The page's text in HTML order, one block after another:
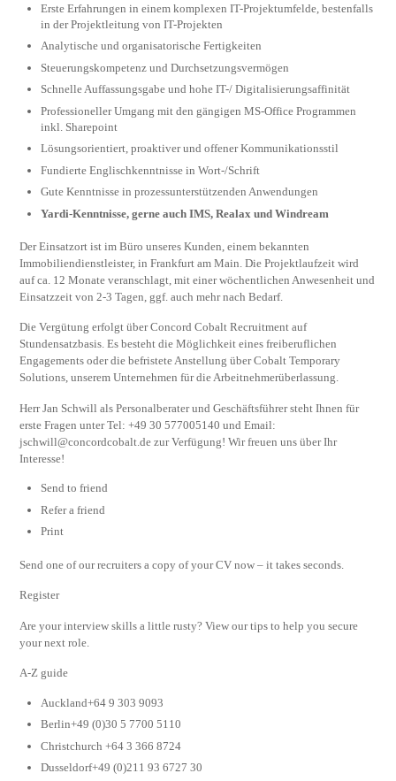
Erste Erfahrungen in einem komplexen IT-Projektumfelde, bestenfalls
in der Projektleitung von IT-Projekten
Analytische und organisatorische Fertigkeiten
Steuerungskompetenz und Durchsetzungsvermögen
Schnelle Auffassungsgabe und hohe IT-/ Digitalisierungsaffinität
Professioneller Umgang mit den gängigen MS-Office Programmen
inkl. Sharepoint
Lösungsorientiert, proaktiver und offener Kommunikationsstil
Fundierte Englischkenntnisse in Wort-/Schrift
Gute Kenntnisse in prozessunterstützenden Anwendungen
Yardi-Kenntnisse, gerne auch IMS, Realax und Windream
Der Einsatzort ist im Büro unseres Kunden, einem bekannten
Immobiliendienstleister, in Frankfurt am Main. Die Projektlaufzeit wird
auf ca. 12 Monate veranschlagt, mit einer wöchentlichen Anwesenheit und
Einsatzzeit von 2-3 Tagen, ggf. auch mehr nach Bedarf.
Die Vergütung erfolgt über Concord Cobalt Recruitment auf
Stundensatzbasis. Es besteht die Möglichkeit eines freiberuflichen
Engagements oder die befristete Anstellung über Cobalt Temporary
Solutions, unserem Unternehmen für die Arbeitnehmerüberlassung.
Herr Jan Schwill als Personalberater und Geschäftsführer steht Ihnen für
erste Fragen unter Tel: +49 30 577005140 und Email:
jschwill@concordcobalt.de zur Verfügung! Wir freuen uns über Ihr
Interesse!
Send to friend
Refer a friend
Print
Send one of our recruiters a copy of your CV now – it takes seconds.
Register
Are your interview skills a little rusty? View our tips to help you secure
your next role.
A-Z guide
Auckland+64 9 303 9093
Berlin+49 (0)30 5 7700 5110
Christchurch +64 3 366 8724
Dusseldorf+49 (0)211 93 6727 30